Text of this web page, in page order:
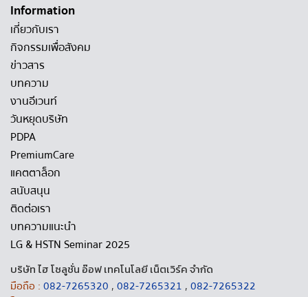
Information
เกี่ยวกับเรา
กิจกรรมเพื่อสังคม
ข่าวสาร
บทความ
งานอีเวนท์
วันหยุดบริษัท
PDPA
PremiumCare
แคตตาล็อก
สนับสนุน
ติดต่อเรา
บทความแนะนำ
LG & HSTN Seminar 2025
บริษัท ไฮ โซลูชั่น อ๊อฟ เทคโนโลยี เน็ตเวิร์ค จำกัด
มือถือ : 082-7265320 , 082-7265321 , 082-7265322